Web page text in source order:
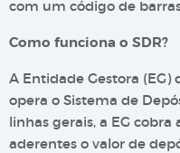
com um código de
Como funciona o SDR?
A Entidade Gestora (EG)
opera o Sistema de
linhas gerais, a EG cobra
aderentes o valor de